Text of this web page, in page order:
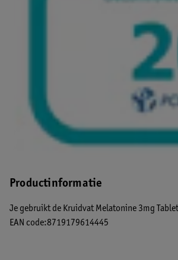
Productinformatie
Je gebruikt de Kruidvat Melatonine 3mg
EAN code:8719179614445